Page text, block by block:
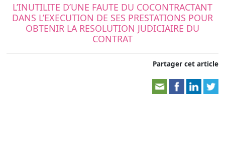
L’INUTILITE D’UNE FAUTE DU COCONTRACTANT
DANS L’EXECUTION DE SES PRESTATIONS POUR
OBTENIR LA RESOLUTION JUDICIAIRE DU
CONTRAT
Partager cet article